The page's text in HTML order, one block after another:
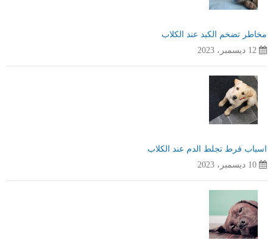
مخاطر تضخم الكبد عند الكلاب
12 ديسمبر، 2023
اسباب فرط تجلط الدم عند الكلاب
10 ديسمبر، 2023